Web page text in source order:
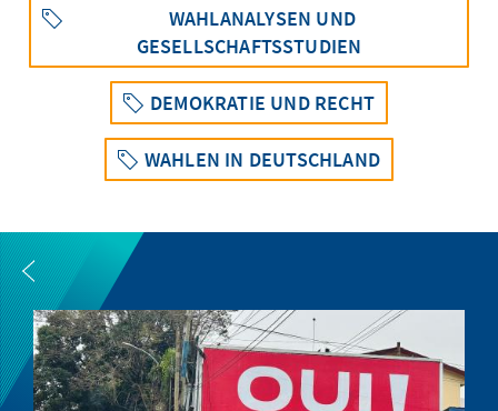
WAHLANALYSEN UND
GESELLSCHAFTSSTUDIEN
DEMOKRATIE UND RECHT
WAHLEN IN DEUTSCHLAND